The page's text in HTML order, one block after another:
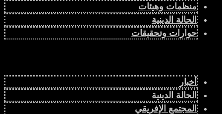
منظمات وهيئات
الحالة الدينية
حوارات وتحقيقات
أخبار
الحالة الدينية
المجتمع الإفريقي